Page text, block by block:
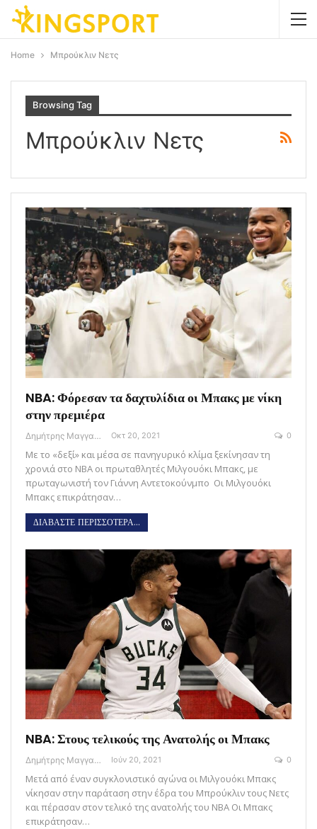
Home Μπρούκλιν Νετς
Browsing Tag
Μπρούκλιν Νετς
NBA: Φόρεσαν τα δαχτυλίδια οι Μπακς με νίκη
στην πρεμιέρα
Δημήτρης Μαγγανάρης Οκτ 20, 2021 0
Με το «δεξί» και μέσα σε πανηγυρικό κλίμα ξεκίνησαν τη
χρονιά στο NBA οι πρωταθλητές Μιλγουόκι Μπακς, με
πρωταγωνιστή τον Γιάννη Αντετοκούνμπο Οι Μιλγουόκι
Μπακς επικράτησαν…
ΔΙΑΒΑΣΤΕ ΠΕΡΙΣΣΟΤΕΡΑ...
NBA: Στους τελικούς της Ανατολής οι Μπακς
Δημήτρης Μαγγανάρης Ιούν 20, 2021 0
Μετά από έναν συγκλονιστικό αγώνα οι Μιλγουόκι Μπακς
νίκησαν στην παράταση στην έδρα του Μπρούκλιν τους Νετς
και πέρασαν στον τελικό της ανατολής του ΝΒΑ Oι Μπακς
επικράτησαν…